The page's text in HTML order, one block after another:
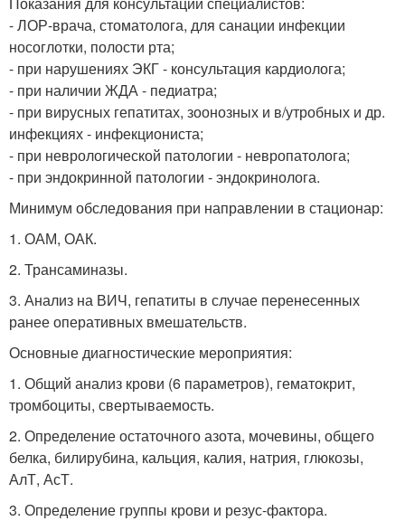
- ЛОР-врача, стоматолога, для санации инфекции
носоглотки, полости рта;
- при нарушениях ЭКГ - консультация кардиолога;
- при наличии ЖДА - педиатра;
- при вирусных гепатитах, зоонозных и в/утробных и др.
инфекциях - инфекциониста;
- при неврологической патологии - невропатолога;
- при эндокринной патологии - эндокринолога.
Минимум обследования при направлении в стационар:
1. ОАМ, ОАК.
2. Трансаминазы.
3. Анализ на ВИЧ, гепатиты в случае перенесенных
ранее оперативных вмешательств.
Основные диагностические мероприятия:
1. Общий анализ крови (6 параметров), гематокрит,
тромбоциты, свертываемость.
2. Определение остаточного азота, мочевины, общего
белка, билирубина, кальция, калия, натрия, глюкозы,
АлТ, АсТ.
3. Определение группы крови и резус-фактора.